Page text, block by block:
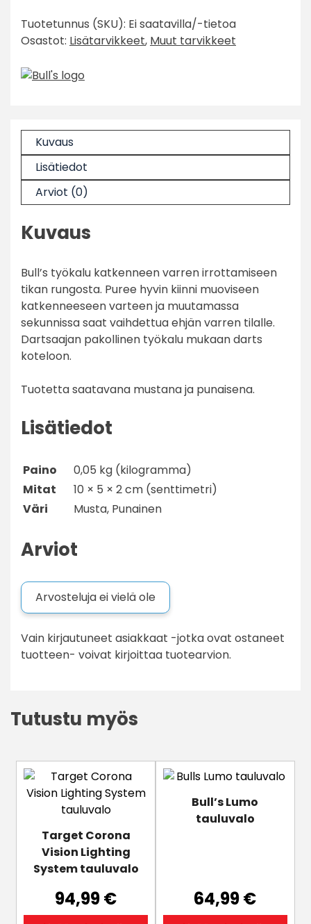
(Broken
Shaft
määrä
Tuotetunnus (SKU): Ei saatavilla/-tietoa
Osastot: Lisätarvikkeet, Muut tarvikkeet
Kuvaus
Lisätiedot
Arviot (0)
Kuvaus
Bull’s työkalu katkenneen varren irrottamiseen
tikan rungosta. Puree hyvin kiinni muoviseen
katkenneeseen varteen ja muutamassa
sekunnissa saat vaihdettua ehjän varren tilalle.
Dartsaajan pakollinen työkalu mukaan darts
koteloon.
Tuotetta saatavana mustana ja punaisena.
Lisätiedot
Paino
0,05 kg (kilogramma)
Mitat
10 × 5 × 2 cm (senttimetri)
Väri
Musta, Punainen
Arviot
Arvosteluja ei vielä ole
Vain kirjautuneet asiakkaat -jotka ovat ostaneet
tuotteen- voivat kirjoittaa tuotearvion.
Tutustu myös
Target Corona
Vision Lighting
System tauluvalo
94,99€
Bull’s Lumo
tauluvalo
64,99€